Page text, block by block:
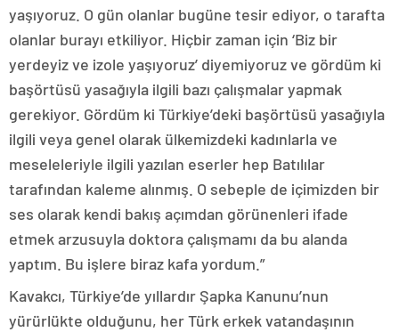
yaşıyoruz. O gün olanlar bugüne tesir ediyor, o tarafta
olanlar burayı etkiliyor. Hiçbir zaman için ‘Biz bir
yerdeyiz ve izole yaşıyoruz’ diyemiyoruz ve gördüm ki
başörtüsü yasağıyla ilgili bazı çalışmalar yapmak
gerekiyor. Gördüm ki Türkiye’deki başörtüsü yasağıyla
ilgili veya genel olarak ülkemizdeki kadınlarla ve
meseleleriyle ilgili yazılan eserler hep Batılılar
tarafından kaleme alınmış. O sebeple de içimizden bir
ses olarak kendi bakış açımdan görünenleri ifade
etmek arzusuyla doktora çalışmamı da bu alanda
yaptım. Bu işlere biraz kafa yordum.”
Kavakcı, Türkiye’de yıllardır Şapka Kanunu’nun
yürürlükte olduğunu, her Türk erkek vatandaşının